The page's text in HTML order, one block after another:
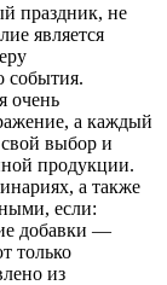
праздник, не
является
события.
очень
а каждый
свой выбор и
продукции.
а также
если:
добавки —
только
из